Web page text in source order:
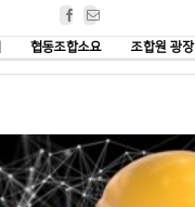
Facebook
협동조합소요 조합원 광장